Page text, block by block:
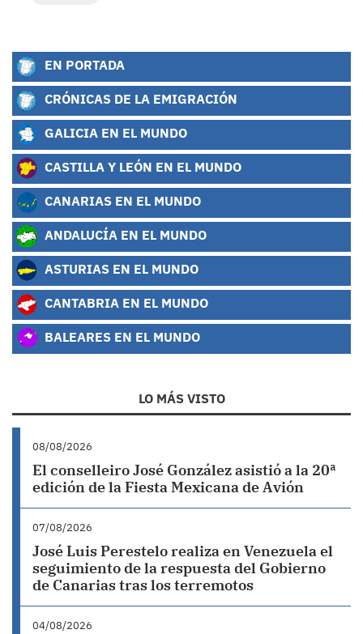
EN PORTADA
CRÓNICAS DE LA EMIGRACIÓN
GALICIA EN EL MUNDO
CASTILLA Y LEÓN EN EL MUNDO
CANARIAS EN EL MUNDO
ANDALUCÍA EN EL MUNDO
ASTURIAS EN EL MUNDO
CANTABRIA EN EL MUNDO
BALEARES EN EL MUNDO
LO MÁS VISTO
08/08/2026
El conselleiro José González asistió a la 20ª
edición de la Fiesta Mexicana de Avión
07/08/2026
José Luis Perestelo realiza en Venezuela el
seguimiento de la respuesta del Gobierno
de Canarias tras los terremotos
04/08/2026